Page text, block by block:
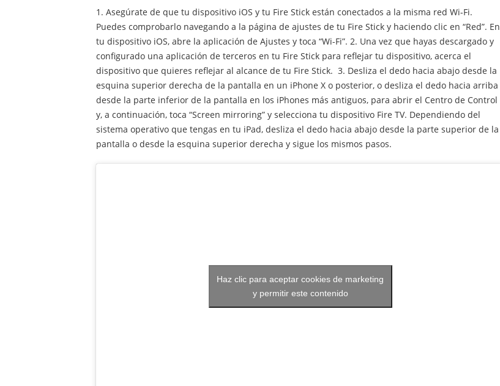
1. Asegúrate de que tu dispositivo iOS y tu Fire Stick están conectados a la misma red Wi-Fi.
Puedes comprobarlo navegando a la página de ajustes de tu Fire Stick y haciendo clic en “Red”. En
tu dispositivo iOS, abre la aplicación de Ajustes y toca “Wi-Fi”. 2. Una vez que hayas descargado y
configurado una aplicación de terceros en tu Fire Stick para reflejar tu dispositivo, acerca el
dispositivo que quieres reflejar al alcance de tu Fire Stick. 3. Desliza el dedo hacia abajo desde la
esquina superior derecha de la pantalla en un iPhone X o posterior, o desliza el dedo hacia arriba
desde la parte inferior de la pantalla en los iPhones más antiguos, para abrir el Centro de Control
y, a continuación, toca “Screen mirroring” y selecciona tu dispositivo Fire TV. Dependiendo del
sistema operativo que tengas en tu iPad, desliza el dedo hacia abajo desde la parte superior de la
pantalla o desde la esquina superior derecha y sigue los mismos pasos.
Haz clic para aceptar cookies de marketing
y permitir este contenido